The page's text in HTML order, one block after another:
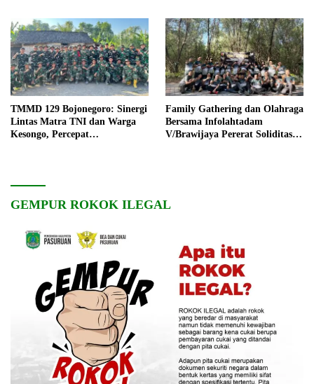
TMMD 129 Bojonegoro: Sinergi
Lintas Matra TNI dan Warga
Kesongo, Percepat
Family Gathering dan Olahraga
Bersama Infolahtadam
V/Brawijaya Pererat Soliditas
GEMPUR ROKOK ILEGAL